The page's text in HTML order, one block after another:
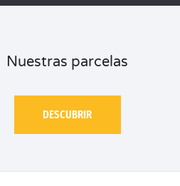
Nuestras parcelas
DESCUBRIR